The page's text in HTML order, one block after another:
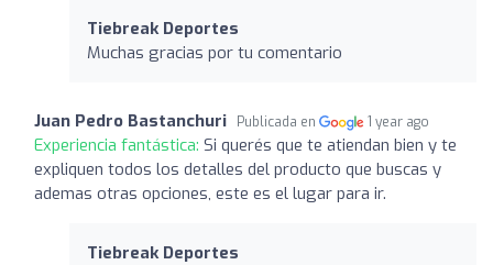
Tiebreak Deportes
Muchas gracias por tu comentario
Juan Pedro Bastanchuri Publicada en 1 year ago
Experiencia fantástica: Si querés que te atiendan bien y te
expliquen todos los detalles del producto que buscas y
ademas otras opciones, este es el lugar para ir.
Tiebreak Deportes